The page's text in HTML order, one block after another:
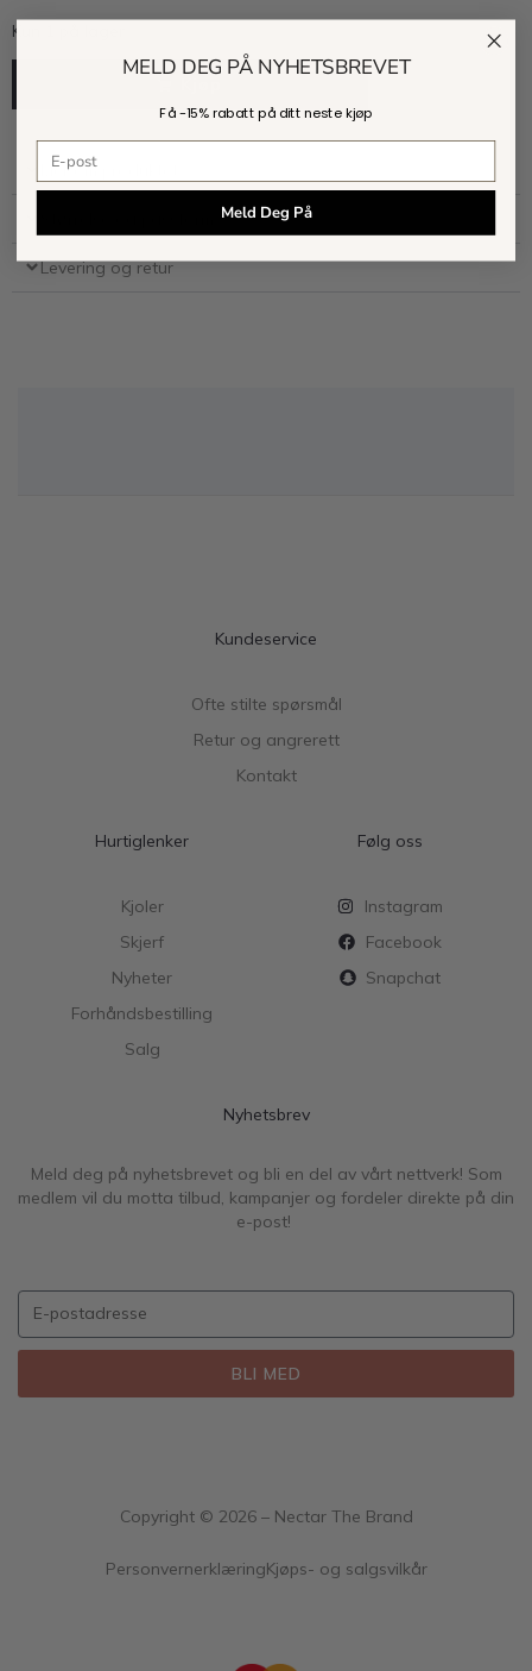
Kun 1 på lager
Mer om produktet
Levering og retur
Kundeservice
Ofte stilte spørsmål
Retur og angrerett
Kontakt
Hurtiglenker
Kjoler
Skjerf
Nyheter
Forhåndsbestilling
Salg
Følg oss
Instagram
Facebook
Snapchat
Nyhetsbrev
Meld deg på nyhetsbrevet og bli en del av vårt nettverk! Som
medlem vil du motta tilbud, kampanjer og fordeler direkte på din
e-post!
BLI MED
Copyright © 2026– Nectar The Brand
PersonvernerklæringKjøps- og salgsvilkår
MELD DEG PÅ NYHETSBREVET
Få -15% rabattpå ditt neste kjøp
E-postadresse
Meld Deg På